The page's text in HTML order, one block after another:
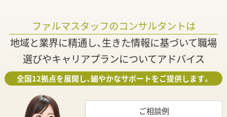
ファルマスタッフのコンサルタントは
地域と業界に精通し、生きた情報に基づいて職場
選びやキャリアプランについてアドバイス
全国12拠点を展開し、細やかなサポートをご提供します。
ご相談例